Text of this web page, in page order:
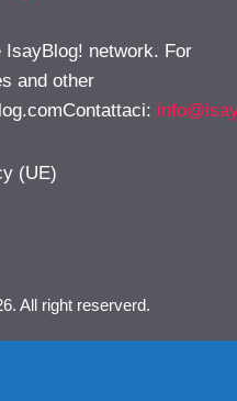
network. For
and other
:
(UE)
All right reserverd.